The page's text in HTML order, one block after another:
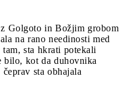
Golgoto in Božjim grobom
na rano needinosti med
sta hkrati potekali
bilo, kot da duhovnika
sta obhajala